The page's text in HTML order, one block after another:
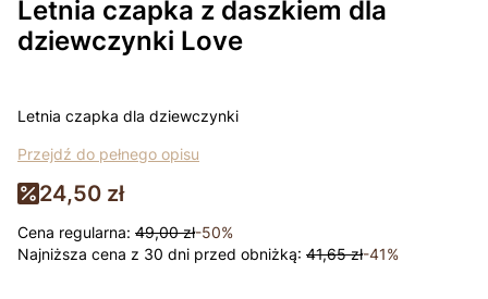
Letnia czapka z daszkiem dla
dziewczynki Love
Letnia czapka dla dziewczynki
Przejdź do pełnego opisu
24,50 zł
Cena regularna: 49,00 zł-50%
Najniższa cena z 30 dni przed obniżką: 41,65 zł-41%